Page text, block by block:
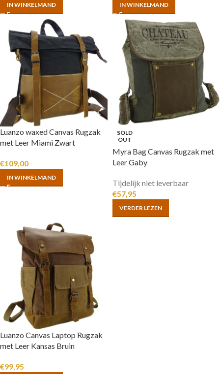
IN WINKELMAND IN WINKELMAND
Luanzo waxed Canvas Rugzak
met Leer Miami Zwart
€109,00
IN WINKELMAND
SOLD
OUT
Myra Bag Canvas Rugzak met
Leer Gaby
Tijdelijk niet leverbaar
€57,95
VERDER LEZEN
Luanzo Canvas Laptop Rugzak
met Leer Kansas Bruin
€99,95